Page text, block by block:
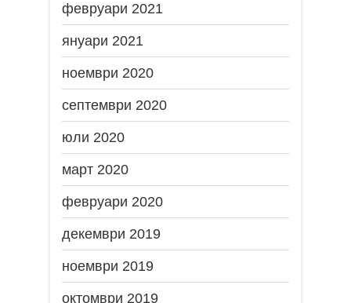
февруари 2021
януари 2021
ноември 2020
септември 2020
юли 2020
март 2020
февруари 2020
декември 2019
ноември 2019
октомври 2019